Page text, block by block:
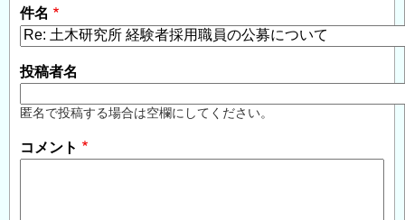
件名
投稿者名
匿名で投稿する場合は空欄にしてください。
コメント